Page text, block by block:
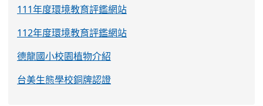
111年度環境教育評鑑網站
112年度環境教育評鑑網站
德龍國小校園植物介紹
台美生態學校銅牌認證